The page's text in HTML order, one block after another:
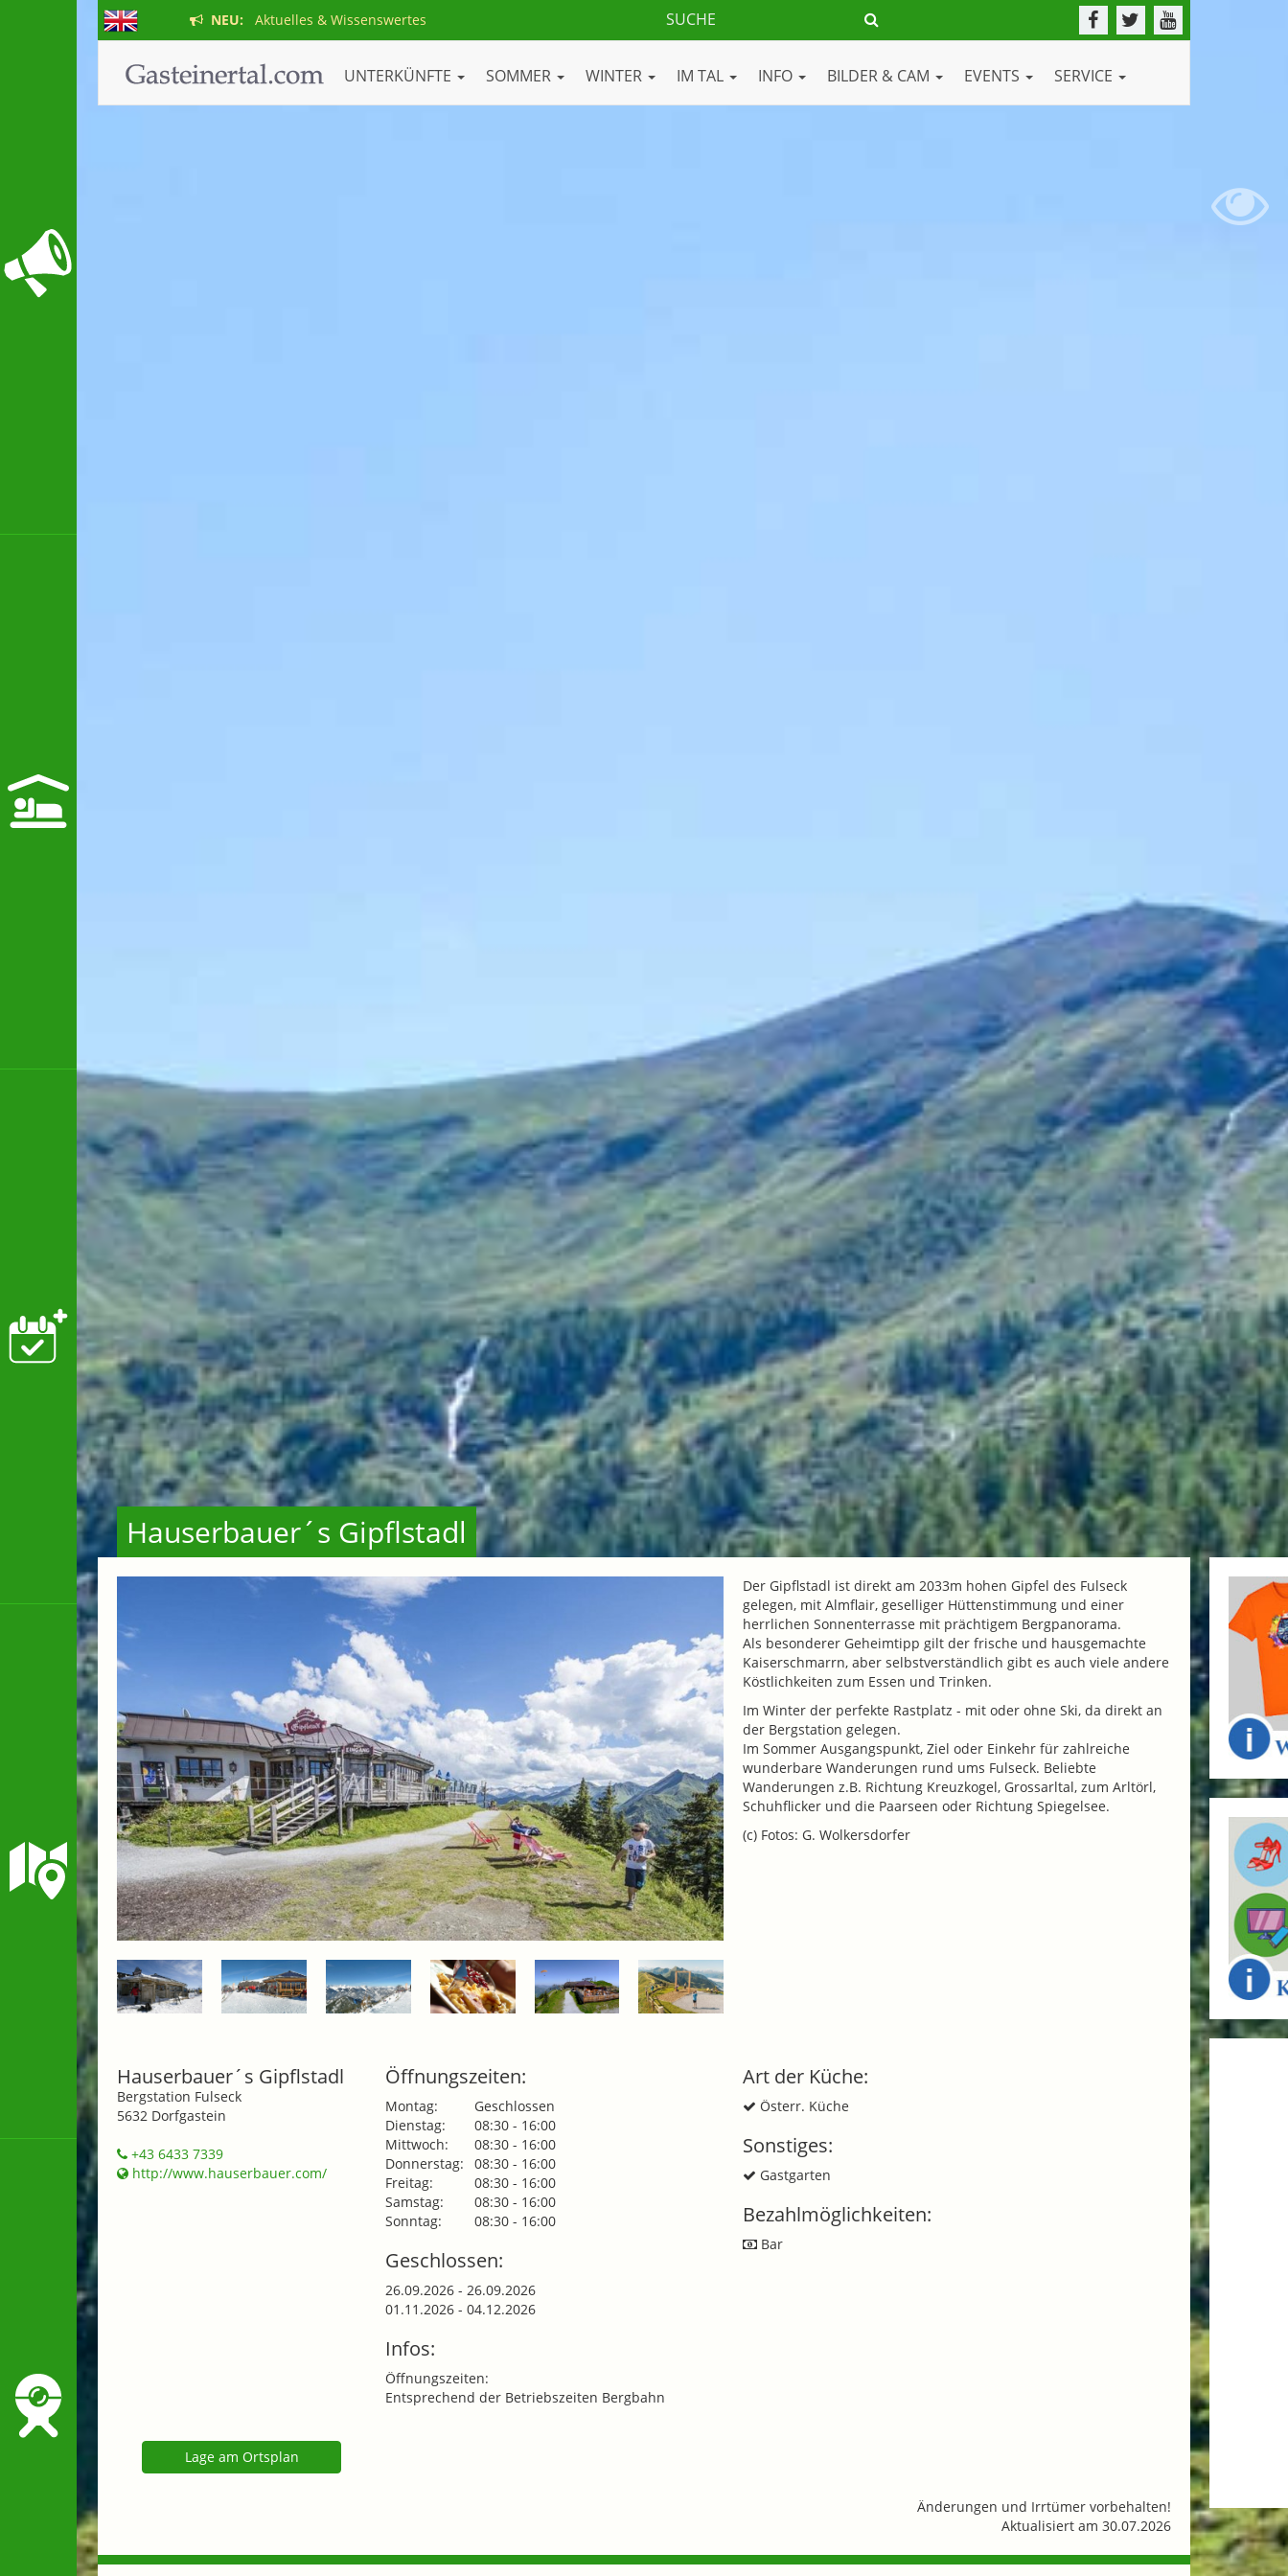
NEU: Aktuelles & Wissenswertes
UNTERKÜNFTE SOMMER WINTER IM TAL INFO BILDER & CAM EVENTS SERVICE
Hauserbauer´s Gipflstadl
Der Gipflstadl ist direkt am 2033m hohen Gipfel des Fulseck
gelegen, mit Almflair, geselliger Hüttenstimmung und einer
herrlichen Sonnenterrasse mit prächtigem Bergpanorama.
Als besonderer Geheimtipp gilt der frische und hausgemachte
Kaiserschmarrn, aber selbstverständlich gibt es auch viele andere
Köstlichkeiten zum Essen und Trinken.
Im Winter der perfekte Rastplatz - mit oder ohne Ski, da direkt an
der Bergstation gelegen.
Im Sommer Ausgangspunkt, Ziel oder Einkehr für zahlreiche
wunderbare Wanderungen rund ums Fulseck. Beliebte
Wanderungen z.B. Richtung Kreuzkogel, Grossarltal, zum Arltörl,
Schuhflicker und die Paarseen oder Richtung Spiegelsee.
(c) Fotos: G. Wolkersdorfer
Hauserbauer´s Gipflstadl
Bergstation Fulseck
5632 Dorfgastein
+43 6433 7339
http://www.hauserbauer.com/
Öffnungszeiten:
Montag:
Geschlossen
Dienstag:
08:30 - 16:00
Mittwoch:
08:30 - 16:00
Donnerstag:
08:30 - 16:00
Freitag:
08:30 - 16:00
Samstag:
08:30 - 16:00
Sonntag:
08:30 - 16:00
Geschlossen:
26.09.2026 - 26.09.2026
01.11.2026 - 04.12.2026
Infos:
Öffnungszeiten:
Entsprechend der Betriebszeiten Bergbahn
Art der Küche:
Österr. Küche
Sonstiges:
Gastgarten
Bezahlmöglichkeiten:
Bar
Lage am Ortsplan
Änderungen und Irrtümer vorbehalten!
Aktualisiert am 30.07.2026